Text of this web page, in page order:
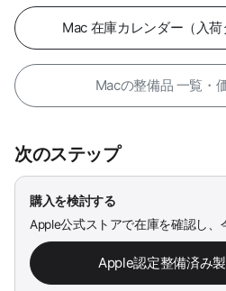
Mac 在庫カレンダー（入荷
Macの整備品 一覧・
次のステップ
購入を検討する
Apple公式ストアで在庫を確認し、
Apple認定整備済み